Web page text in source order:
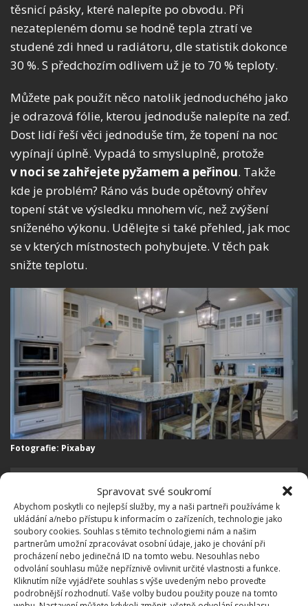
Spravovat své soukromí
Abychom poskytli co nejlepší služby, my a naši partneři používáme k
ukládání a/nebo přístupu k informacím o zařízeních, technologie jako
soubory cookies. Souhlas s těmito technologiemi nám a našim
partnerům umožní zpracovávat osobní údaje, jako je chování při
procházení nebo jedinečná ID na tomto webu. Nesouhlas nebo
odvolání souhlasu může nepříznivě ovlivnit určité vlastnosti a funkce.
Kliknutím níže vyjádřete souhlas s výše uvedeným nebo proveďte
podrobnější rozhodnutí. Vaše volby budou použity pouze na tomto
těsnicí pásky, které nalepíte po obvodu. Při
nezatepleném domu se hodně tepla ztratí ve
studené zdi hned u radiátoru, dle statistik dokonce
30 %. S předchozím odlivem už je to 70 % teploty.
Můžete pak použít něco natolik jednoduchého jako
je odrazová fólie, kterou jednoduše nalepíte na zeď.
Dost lidí řeší věci jednoduše tím, že topení na noc
vypínají úplně. Vypadá to smysluplně, protože
v noci se zahřejete pyžamem a peřinou. Takže
kde je problém? Ráno vás bude opětovný ohřev
topení stát ve výsledku mnohem víc, než zvýšení
sníženého výkonu. Udělejte si také přehled, jak moc
se v kterých místnostech pohybujete. V těch pak
snižte teplotu.
Fotografie: Pixabay
Rozbíjet vejce o pánev není
dobrý nápad
Ach, zase to větrání
Větrání je natolik banální činnost, že ji většina